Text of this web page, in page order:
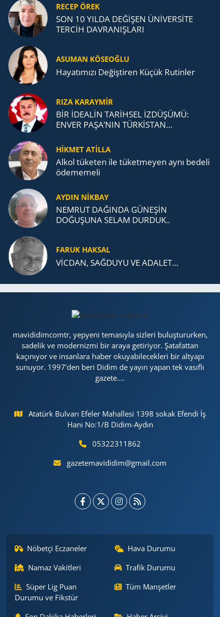
RECEP ÖREK
SON 10 YILDA DEĞİŞEN ÜNİVERSİTE
TERCİH DAVRANIŞLARI
ASUMAN KÖSEOĞLU
Ha­ya­tı­mı­zı De­ğiş­ti­ren Küçük Ru­tin­ler
RIZA KARAYMIR
BİR İDEALİN TARİHSEL İZDÜŞÜMÜ:
ENVER PAŞA’NIN TÜRKİSTAN
TEŞKİLATI’NA UZANAN MİRASI
HİKMET ATİLLA
Alkol tü­ke­ten ile tü­ket­me­yen aynı be­de­li
öde­me­me­li
AYDIN NİKBAY
NEMRUT DAĞINDA GÜNEŞİN
DOĞUŞUNA SELAM DURDUK..
FARUK HAKSAL
VİCDAN, SAĞ­DU­YU VE ADA­LET…
mavididimcomtr, yepyeni temasıyla sizleri buluştururken,
sadelik ve modernizmi bir araya getiriyor. Şatafattan
kaçınıyor ve insanlara haber okuyabilecekleri bir altyapı
sunuyor. 1997'den beri Didim de yayın yapan tek vasıflı
gazete....
Atatürk Bulvarı Efeler Mahallesi 1398 sokak Efendi İş
Hanı No:1/B Didim-Aydın
05322311862
gazetemavididim@gmail.com
Nöbetçi Eczaneler
Hava Durumu
Namaz Vakitleri
Trafik Durumu
Süper Lig Puan
Durumu ve Fikstür
Tüm Manşetler